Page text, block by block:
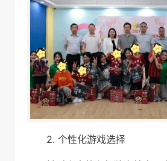
2. 个性化游戏选择